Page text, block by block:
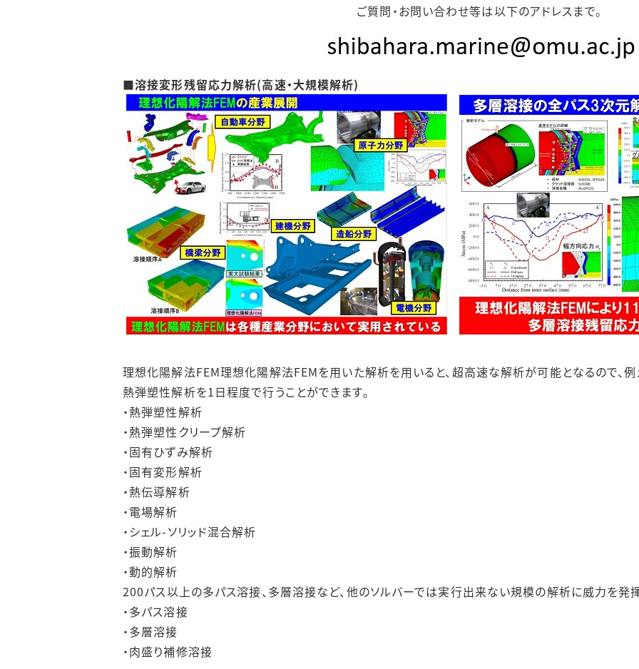
ご質問・お問い合わせ等は以下のアドレスまで。
■溶接変形残留応力解析(高速・大規模解析)
理想化陽解法FEM理想化陽解法FEMを用いた解析を用いると、超高速な解析が可能となるので、
熱弾塑性解析を1日程度で行うことができます。
・熱弾塑性解析
・熱弾塑性クリープ解析
・固有ひずみ解析
・固有変形解析
・熱伝導解析
・電場解析
・シェル-ソリッド混合解析
・振動解析
・動的解析
200パス以上の多パス溶接、多層溶接など、他のソルバーでは実行出来ない規模の解析に威力を発
・多パス溶接
・多層溶接
・肉盛り補修溶接